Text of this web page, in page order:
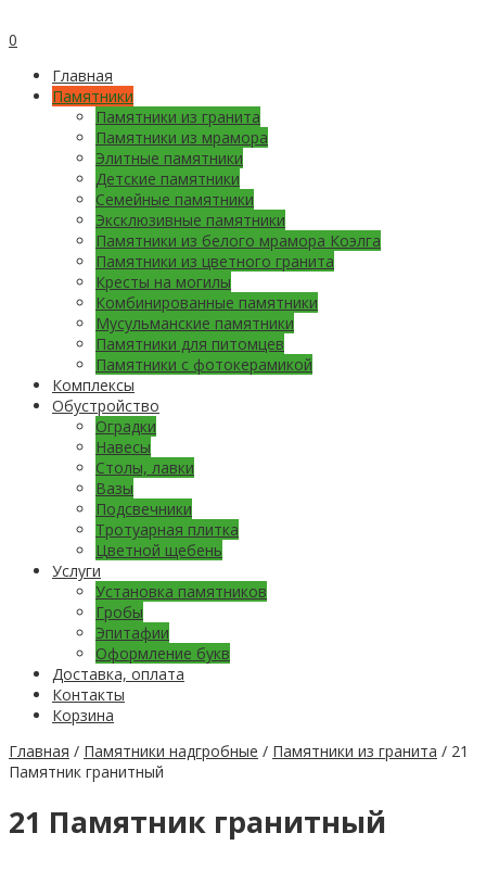
0
Главная
Памятники
Памятники из гранита
Памятники из мрамора
Элитные памятники
Детские памятники
Семейные памятники
Эксклюзивные памятники
Памятники из белого мрамора Коэлга
Памятники из цветного гранита
Кресты на могилы
Комбинированные памятники
Мусульманские памятники
Памятники для питомцев
Памятники с фотокерамикой
Комплексы
Обустройство
Оградки
Навесы
Столы, лавки
Вазы
Подсвечники
Тротуарная плитка
Цветной щебень
Услуги
Установка памятников
Гробы
Эпитафии
Оформление букв
Доставка, оплата
Контакты
Корзина
Главная / Памятники надгробные / Памятники из гранита / 21
Памятник гранитный
21 Памятник гранитный